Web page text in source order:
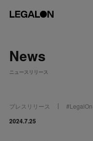
About
Service
News
ニュースリリース
プレスリリース #
2024.7.25